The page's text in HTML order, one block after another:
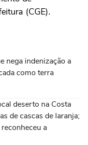
(CGE).
nega indenização a
como terra
deserto na Costa
de cascas de laranja;
a